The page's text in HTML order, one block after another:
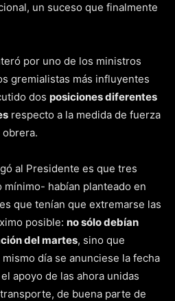
un suceso que finalmente
por uno de los ministros
gremialistas más influyentes
dos posiciones diferentes
respecto a la medida de fuerza
al Presidente es que tres
habían planteado en
que tenían que extremarse las
posible: no sólo debían
del martes, sino que
día se anunciese la fecha
apoyo de las ahora unidas
de buena parte de